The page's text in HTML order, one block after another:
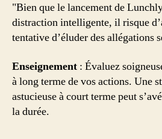
"Bien que le lancement de
distraction intelligente, il risque
tentative d’éluder des allégations
Enseignement : Évaluez
à long terme de vos actions. Une
astucieuse à court terme peut
la durée.